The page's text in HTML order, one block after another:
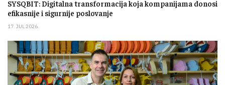
SYSQBIT: Digitalna transformacija koja kompanijama donosi
efikasnije i sigurnije poslovanje
17. JUL 2026.